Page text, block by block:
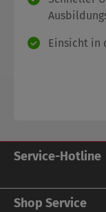
Einsicht in
Service-Hotline
Shop Service